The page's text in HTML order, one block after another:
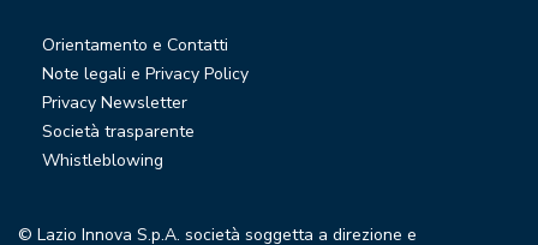
Orientamento e Contatti
Note legali e Privacy Policy
Privacy Newsletter
Società trasparente
Whistleblowing
© Lazio Innova S.p.A. società soggetta a direzione e